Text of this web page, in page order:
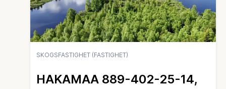
SKOGSFASTIGHET (FASTIGHET)
HAKAMAA 889-402-25-14,